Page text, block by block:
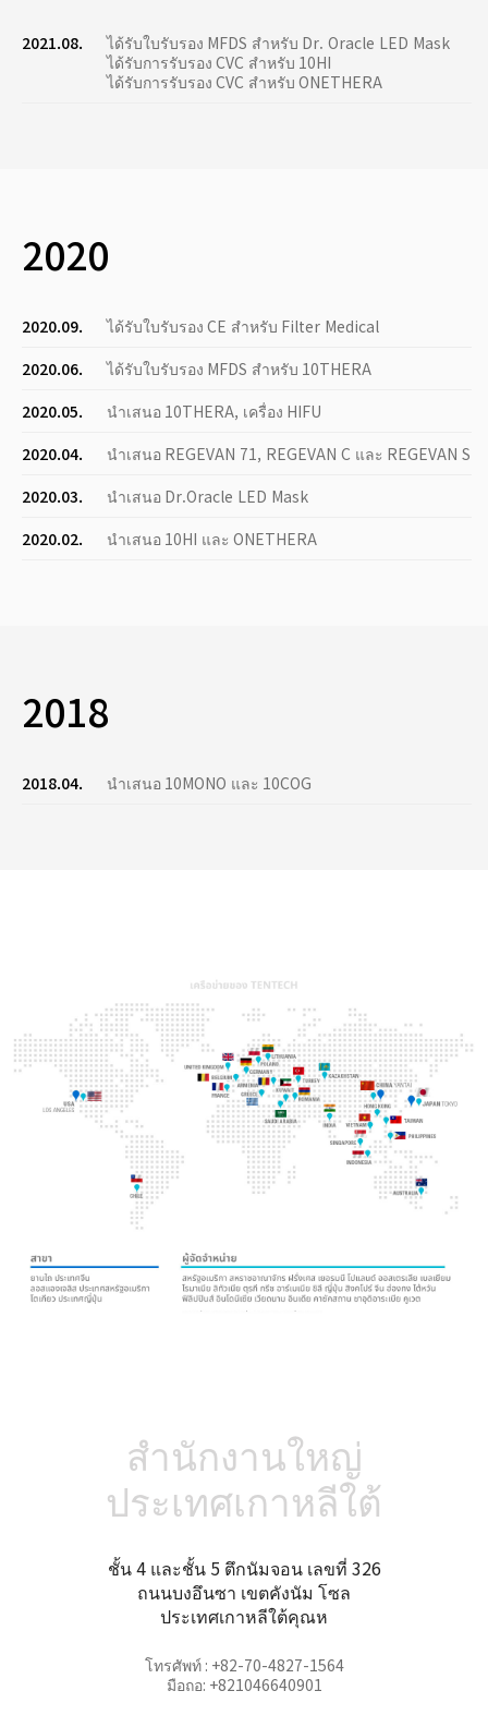
2021.08.
ได้รับใบรับรอง MFDS สำหรับ Dr. Oracle LED Mask
ได้รับการรับรอง CVC สำหรับ 10HI
ได้รับการรับรอง CVC สำหรับ ONETHERA
2020
2020.09.
ได้รับใบรับรอง CE สำหรับ Filter Medical
2020.06.
ได้รับใบรับรอง MFDS สำหรับ 10THERA
2020.05.
นำเสนอ 10THERA, เครื่อง HIFU
2020.04.
นำเสนอ REGEVAN 71, REGEVAN C และ REGEVAN S
2020.03.
นำเสนอ Dr.Oracle LED Mask
2020.02.
นำเสนอ 10HI และ ONETHERA
2018
2018.04. นำเสนอ 10MONO และ 10COG
สำนักงานใหญ่
ประเทศเกาหลีใต้
ชั้น 4 และชั้น 5 ตึกนัมจอน เลขที่ 326
ถนนบงอึนซา เขตคังนัม โซล
ประเทศเกาหลีใต้คุณห
โทรศัพท์ : +82-70-4827-1564
มือถอ: +821046640901